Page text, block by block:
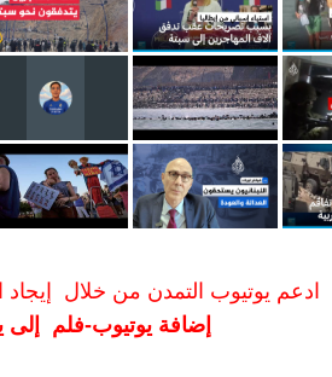
ادعم يوتيوب التمدن من خلال إيجاد
إضافة يوتيوب-فلم إلى